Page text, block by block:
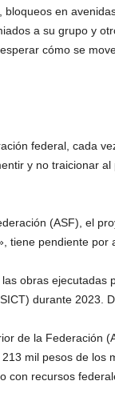
en
a su grupo y
cómo se
federal, cada
y no traicionar
(ASF), el
tiene pendiente por
obras ejecutadas
durante 2023.
de la Federación
mil pesos de los
con recursos